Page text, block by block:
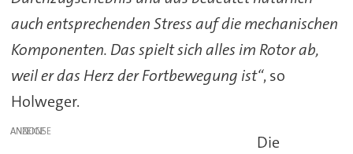
auch entsprechenden Stress auf die mechanischen
Komponenten. Das spielt sich alles im Rotor ab,
weil er das Herz der Fortbewegung ist“, so
Holweger.
ANZEIGE
Die